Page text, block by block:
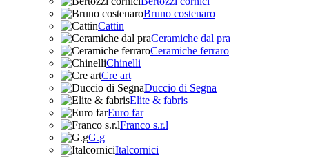
Bruno costenaro
Cattin
Ceramiche dal pra
Ceramiche ferraro
Chinelli
Cre art
Duccio di Segna
Elite & fabris
Euro far
Franco s.r.l
G.g
Italcornici